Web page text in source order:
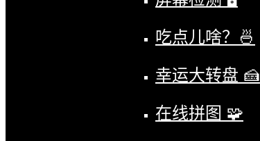
吃点儿啥？🍜
幸运大转盘 🍰
在线拼图 🧩